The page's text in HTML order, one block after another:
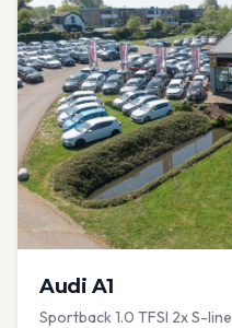
Audi A1
Sportback 1.0 TFSI 2x S-line